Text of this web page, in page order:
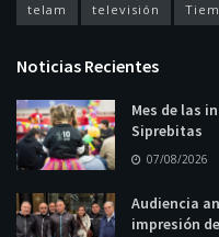
telam televisión
Noticias Recientes
Mes de las
Siprebitas
07/08/2026
Audiencia
impresión